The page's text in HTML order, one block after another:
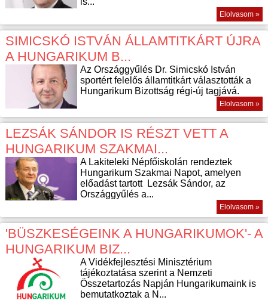
Elolvasom »
SIMICSKÓ ISTVÁN ÁLLAMTITKÁRT ÚJRA
A HUNGARIKUM B...
Az Országgyűlés Dr. Simicskó István
sportért felelős államtitkárt választották a
Hungarikum Bizottság régi-új tagjává.
Elolvasom »
LEZSÁK SÁNDOR IS RÉSZT VETT A
HUNGARIKUM SZAKMAI...
A Lakiteleki Népfőiskolán rendeztek
Hungarikum Szakmai Napot, amelyen
előadást tartott Lezsák Sándor, az
Országgyűlés a...
Elolvasom »
'BÜSZKESÉGEINK A HUNGARIKUMOK'- A
HUNGARIKUM BIZ...
A Vidékfejlesztési Minisztérium
tájékoztatása szerint a Nemzeti
Összetartozás Napján Hungarikumaink is
bemutatkoztak a N...